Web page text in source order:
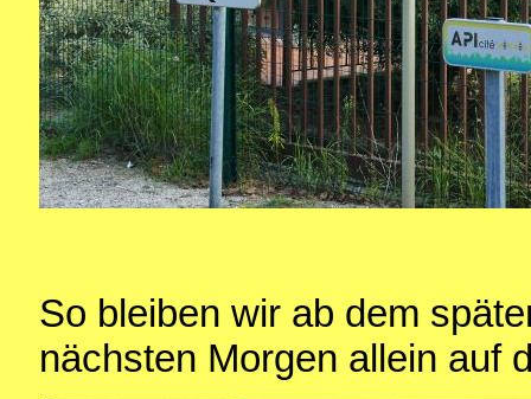
So bleiben wir ab dem
nächsten Morgen allein auf